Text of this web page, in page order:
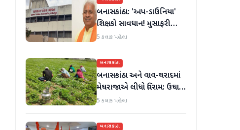
બનાસકાંઠા: 'અપ-ડાઉનિયા'
શિક્ષકો સાવધાન! મુસાફરી
કરતા શિક્ષકો સામે તવાઈ હાથ
5 કલાક પહેલા
બનાસકાંઠા
બનાસકાંઠા અને વાવ-થરાદમાં
મેઘરાજાએ લીધો વિરામ: ઉઘાડ
નીકળતાં ખેડૂતોમાં આનંદનો
5 કલાક પહેલા
બનાસકાંઠા